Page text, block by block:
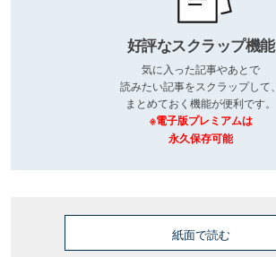
好評なスクラップ機能
気に入った記事やあとで
読みたい記事をスクラップして、
まとめておく機能が便利です。
※電子版プレミアムは
永久保存可能
紙面で読む